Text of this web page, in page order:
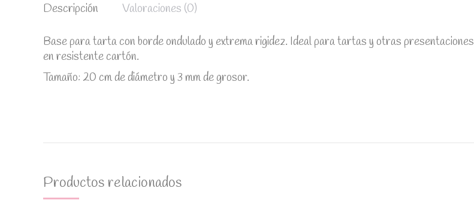
Descripción Valoraciones (0)
Base para tarta con borde ondulado y extrema rigidez. Ideal para tartas y otras
en resistente cartón.
Tamaño: 20 cm de diámetro y 3 mm de grosor.
Productos relacionados